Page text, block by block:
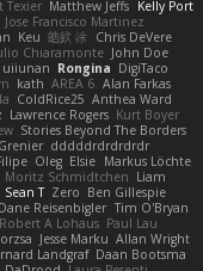
Texier Matthew Jeffs Kelly Port
Jose Francisco Martinez
Keu 皓欽 涂 Chris DeVere
Chiaramonte John Doe
uiiunan Rongina DigiTaco
kath AREA 6 Alan Farkas
ColdRice25 Anthea Ward
Lawrence Rogers Kurt Boyer
Stories Beyond The Borders
dddddrdrdrdrdr
Oleg Elsie Markus Löchte
Moritz Schmidtchen Liam
Sean T Zero Ben Gillespie
Dane Reisenbigler Tim O'Bryan
Robert A Lohaus Paul Lau
Jesse Marku Allan Wright
Landgraf Daan Bootsma